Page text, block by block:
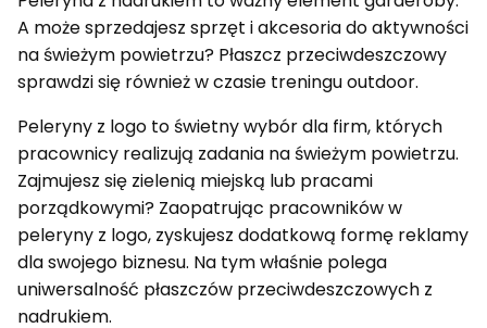
A może sprzedajesz sprzęt i akcesoria do aktywności
na świeżym powietrzu? Płaszcz przeciwdeszczowy
sprawdzi się również w czasie treningu outdoor.
Peleryny z logo to świetny wybór dla firm, których
pracownicy realizują zadania na świeżym powietrzu.
Zajmujesz się zielenią miejską lub pracami
porządkowymi? Zaopatrując pracowników w
peleryny z logo, zyskujesz dodatkową formę reklamy
dla swojego biznesu. Na tym właśnie polega
uniwersalność płaszczów przeciwdeszczowych z
nadrukiem.